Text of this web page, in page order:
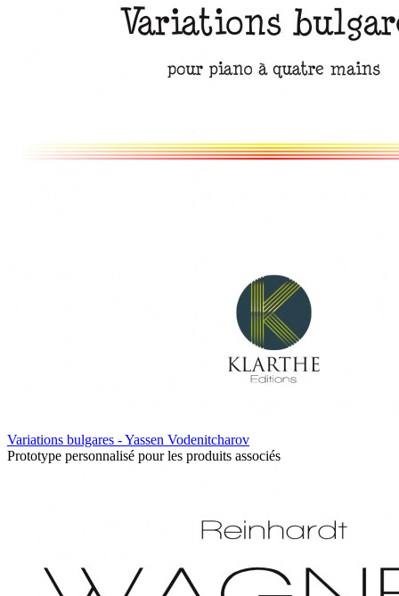
Variations bulgares - Yassen Vodenitcharov
Prototype personnalisé pour les produits associés